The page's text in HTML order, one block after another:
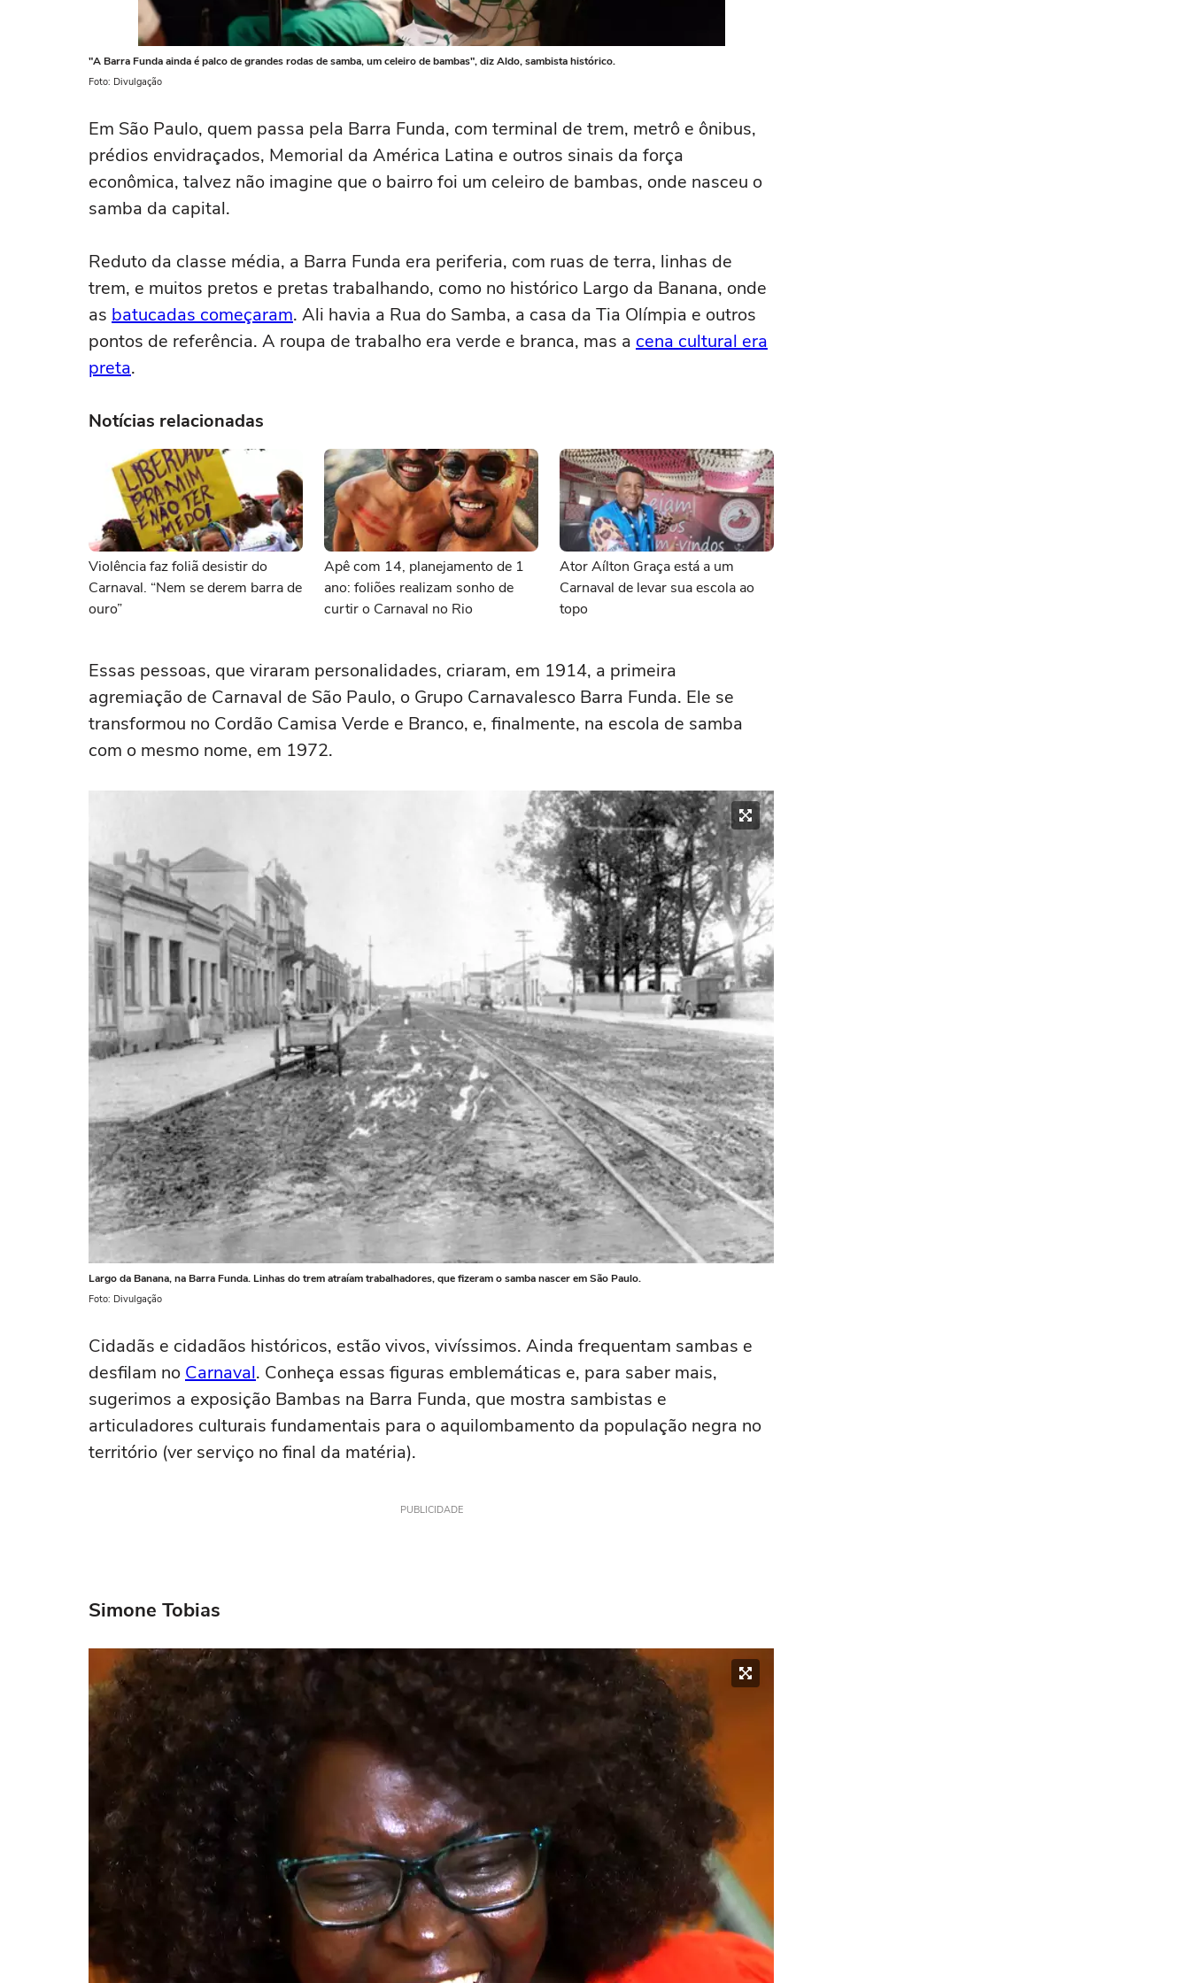
"A Barra Funda ainda é palco de grandes rodas de samba, um celeiro de bambas", diz Aldo, sambista histórico.
Foto: Divulgação
Em São Paulo, quem passa pela Barra Funda, com terminal de trem, metrô e ônibus,
prédios envidraçados, Memorial da América Latina e outros sinais da força
econômica, talvez não imagine que o bairro foi um celeiro de bambas, onde nasceu o
samba da capital.
Reduto da classe média, a Barra Funda era periferia, com ruas de terra, linhas de
trem, e muitos pretos e pretas trabalhando, como no histórico Largo da Banana, onde
as batucadas começaram. Ali havia a Rua do Samba, a casa da Tia Olímpia e outros
pontos de referência. A roupa de trabalho era verde e branca, mas a cena cultural era
preta.
Notícias relacionadas
Violência faz foliã desistir do
Carnaval. “Nem se derem barra de
ouro”
Apê com 14, planejamento de 1
ano: foliões realizam sonho de
curtir o Carnaval no Rio
Ator Aílton Graça está a um
Carnaval de levar sua escola ao
topo
Essas pessoas, que viraram personalidades, criaram, em 1914, a primeira
agremiação de Carnaval de São Paulo, o Grupo Carnavalesco Barra Funda. Ele se
transformou no Cordão Camisa Verde e Branco, e, finalmente, na escola de samba
com o mesmo nome, em 1972.
Largo da Banana, na Barra Funda. Linhas do trem atraíam trabalhadores, que fizeram o samba nascer em São Paulo.
Foto: Divulgação
Cidadãs e cidadãos históricos, estão vivos, vivíssimos. Ainda frequentam sambas e
desfilam no Carnaval. Conheça essas figuras emblemáticas e, para saber mais,
sugerimos a exposição Bambas na Barra Funda, que mostra sambistas e
articuladores culturais fundamentais para o aquilombamento da população negra no
território (ver serviço no final da matéria).
PUBLICIDADE
Simone Tobias